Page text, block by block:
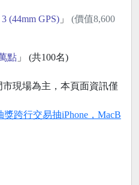
(44mm GPS)」 (價值8,600
點」 (共100名)
現場為主，本頁面資訊僅
跨行交易抽iPhone，MacB